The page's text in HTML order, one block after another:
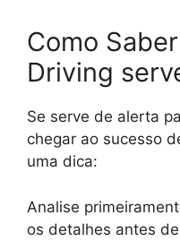
Como
Driving
Se serve de alerta
chegar ao sucesso
uma dica:
Analise
os detalhes antes